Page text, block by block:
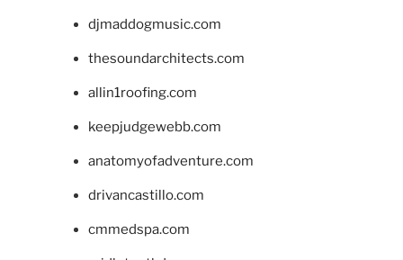
djmaddogmusic.com
thesoundarchitects.com
allin1roofing.com
keepjudgewebb.com
anatomyofadventure.com
drivancastillo.com
cmmedspa.com